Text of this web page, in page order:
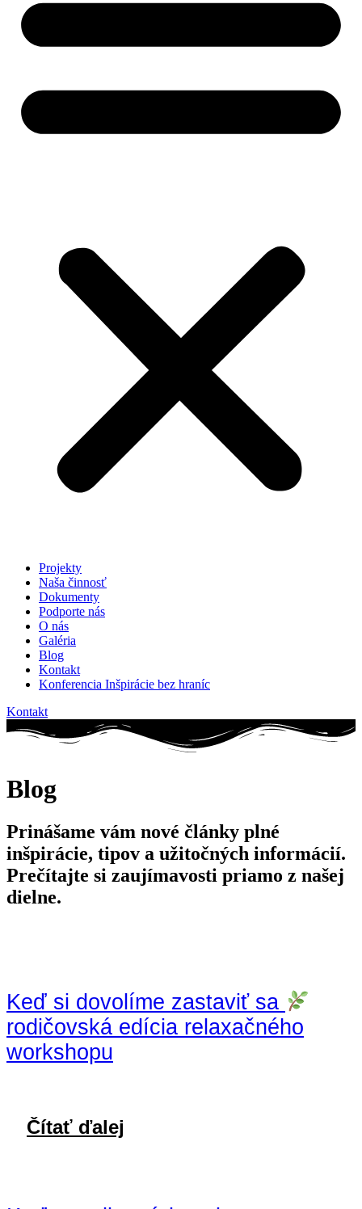
Projekty
Naša činnosť
Dokumenty
Podporte nás
O nás
Galéria
Blog
Kontakt
Konferencia Inšpirácie bez hraníc
Kontakt
Blog
Prinášame vám nové články plné
inšpirácie, tipov a užitočných informácií.
Prečítajte si zaujímavosti priamo z našej
dielne.
Keď si dovolíme zastaviť sa
rodičovská edícia relaxačného
workshopu
Čítať ďalej